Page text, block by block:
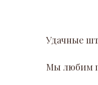
Удачные
Мы любим